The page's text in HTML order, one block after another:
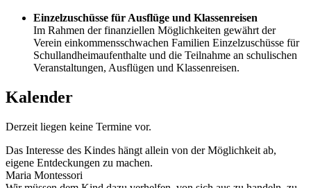
Einzelzuschüsse für Ausflüge und Klassenreisen
Im Rahmen der finanziellen Möglichkeiten gewährt der
Verein einkommensschwachen Familien Einzelzuschüsse für
Schullandheimaufenthalte und die Teilnahme an schulischen
Veranstaltungen, Ausflügen und Klassenreisen.
Kalender
Derzeit liegen keine Termine vor.
Das Interesse des Kindes hängt allein von der Möglichkeit ab,
eigene Entdeckungen zu machen.
Maria Montessori